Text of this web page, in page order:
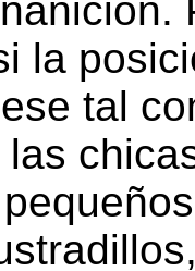
la
tal